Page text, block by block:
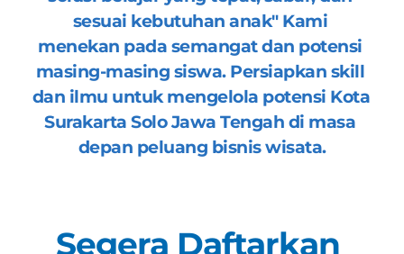
sesuai kebutuhan anak" Kami
menekan pada semangat dan potensi
masing-masing siswa. Persiapkan skill
dan ilmu untuk mengelola potensi Kota
Surakarta Solo Jawa Tengah di masa
depan peluang bisnis wisata.
Segera Daftarkan